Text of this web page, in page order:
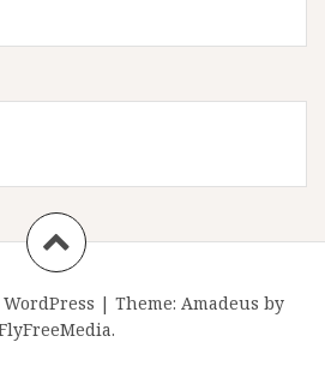
| Theme: Amadeus by